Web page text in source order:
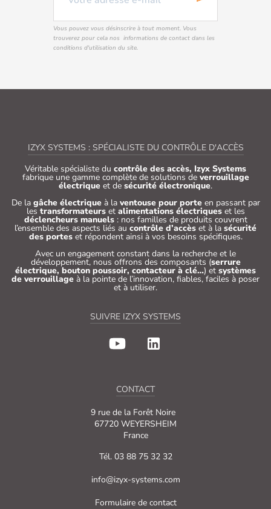
Vous pouvez vous désinscrire à tout moment. Vous
trouverez pour cela nos informations de contact dans les
conditions d'utilisation du site.
IZYX SYSTEMS : SPÉCIALISTE DU CONTRÔLE D'ACCÈS
Véritable spécialiste du contrôle des accès, Izyx Systems
fabrique une gamme complète de solutions de verrouillage
électrique et de sécurité électronique.
De la gâche électriqueà la ventouse pour porteen passant par
les transformateurset alimentations électriqueset les
déclencheurs manuels: nos familles de produits couvrent
l’ensemble des aspects liés au contrôle d’accès et à la sécurité
des porteset répondent ainsi à vos besoins spécifiques.
Avec un engagement constant dans la recherche et le
développement, nous offrons des composants (serrure
électrique, bouton poussoir, contacteur à clé…) et systèmes
de verrouillage à la pointe de l’innovation, fiables, faciles à poser
et à utiliser.
SUIVRE IZYX SYSTEMS
CONTACT
9 rue de la Forêt Noire
67720 WEYERSHEIM
France
Tél. 03 88 75 32 32
info@izyx-systems.com
Formulaire de contact